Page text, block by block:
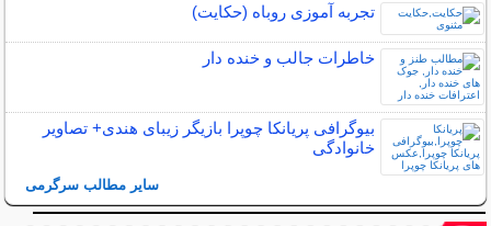
تجربه آموزی روباه (حکایت)
خاطرات جالب و خنده دار
بیوگرافی پریانکا چوپرا بازیگر زیبای هندی+ تصاویر
خانوادگی
سایر مطالب سرگرمی